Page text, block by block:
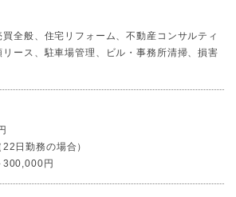
全般、住宅リフォーム、不動産コンサルティ
ース、駐車場管理、ビル・事務所清掃、損害
日勤務の場合）
300,000円